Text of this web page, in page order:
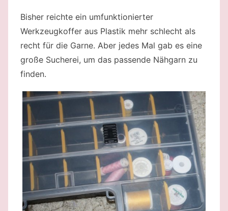
Bisher reichte ein umfunktionierter
Werkzeugkoffer aus Plastik mehr schlecht als
recht für die Garne. Aber jedes Mal gab es eine
große Sucherei, um das passende Nähgarn zu
finden.